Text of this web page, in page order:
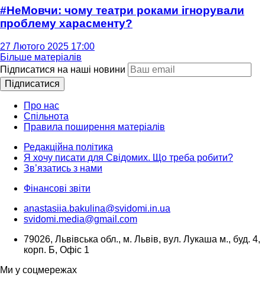
#НеМовчи: чому театри роками ігнорували
проблему харасменту?
27 Лютого 2025 17:00
Більше матеріалів
Підписатися на наші новини
Підписатися
Про нас
Спільнота
Правила поширення матеріалів
Редакційна політика
Я хочу писати для Свідомих. Що треба робити?
Зв’язатись з нами
Фінансові звіти
anastasiia.bakulina@svidomi.in.ua
svidomi.media@gmail.com
79026, Львівська обл., м. Львів, вул. Лукаша м., буд. 4,
корп. Б, Офіс 1
Ми у соцмережах